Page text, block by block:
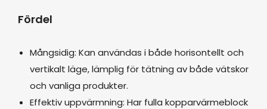
Fördel
Mångsidig: Kan användas i både horisontellt och
vertikalt läge, lämplig för tätning av både vätskor
och vanliga produkter.
Effektiv uppvärmning: Har fulla kopparvärmeblock